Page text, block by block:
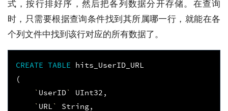
式，按行排好序，然后把各列数据分开存储。在查询
时，只需要根据查询条件找到其所属哪一行，就能在各
个列文件中找到该行对应的所有数据了。
CREATE TABLE hits_UserID_URL
(
` UserID` UInt32 ,
` URL ` String,